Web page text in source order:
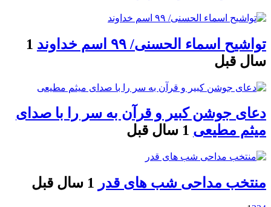
تواشیح اسماء الحسنی/ ۹۹ اسم خداوند
1
سال قبل
دعای جوشن کبیر و قرآن به سر را با صدای
میثم مطیعی 1 سال قبل
منتخب مداحی شب های قدر 1 سال قبل